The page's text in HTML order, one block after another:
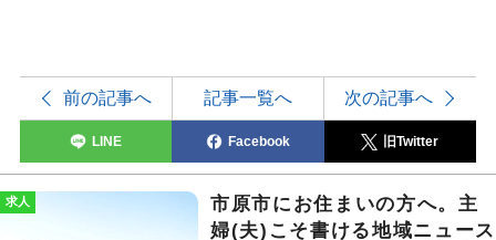
前の記事へ 記事一覧へ 次の記事へ
LINE Facebook 旧Twitter
求人
市原市にお住まいの方へ。主
婦(夫)こそ書ける地域ニュース